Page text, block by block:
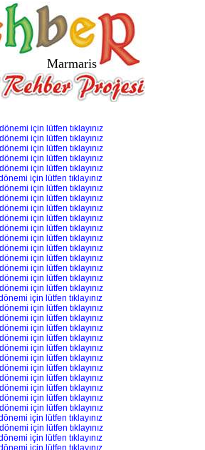
Marmaris
için lütfen tıklayınız
için lütfen tıklayınız
için lütfen tıklayınız
için lütfen tıklayınız
için lütfen tıklayınız
için lütfen tıklayınız
için lütfen tıklayınız
için lütfen tıklayınız
için lütfen tıklayınız
için lütfen tıklayınız
için lütfen tıklayınız
için lütfen tıklayınız
için lütfen tıklayınız
için lütfen tıklayınız
için lütfen tıklayınız
için lütfen tıklayınız
için lütfen tıklayınız
için lütfen tıklayınız
için lütfen tıklayınız
için lütfen tıklayınız
için lütfen tıklayınız
için lütfen tıklayınız
için lütfen tıklayınız
için lütfen tıklayınız
için lütfen tıklayınız
için lütfen tıklayınız
için lütfen tıklayınız
için lütfen tıklayınız
için lütfen tıklayınız
için lütfen tıklayınız
için lütfen tıklayınız
için lütfen tıklayınız
için lütfen tıklayınız